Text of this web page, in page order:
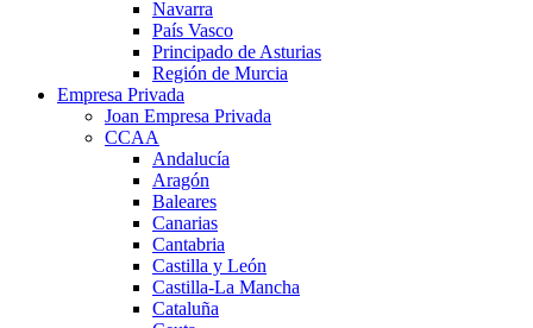
Navarra
País Vasco
Principado de Asturias
Región de Murcia
Empresa Privada
Joan Empresa Privada
CCAA
Andalucía
Aragón
Baleares
Canarias
Cantabria
Castilla y León
Castilla-La Mancha
Cataluña